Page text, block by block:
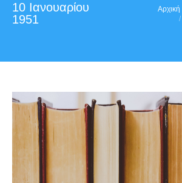
10 Ιανουαρίου
1951
Αρχική